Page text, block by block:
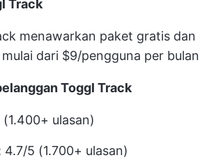
Track
menawarkan paket gratis dan
dari $9/pengguna per bulan
Toggl Track
ulasan)
4.7/5 (1.700+ ulasan)